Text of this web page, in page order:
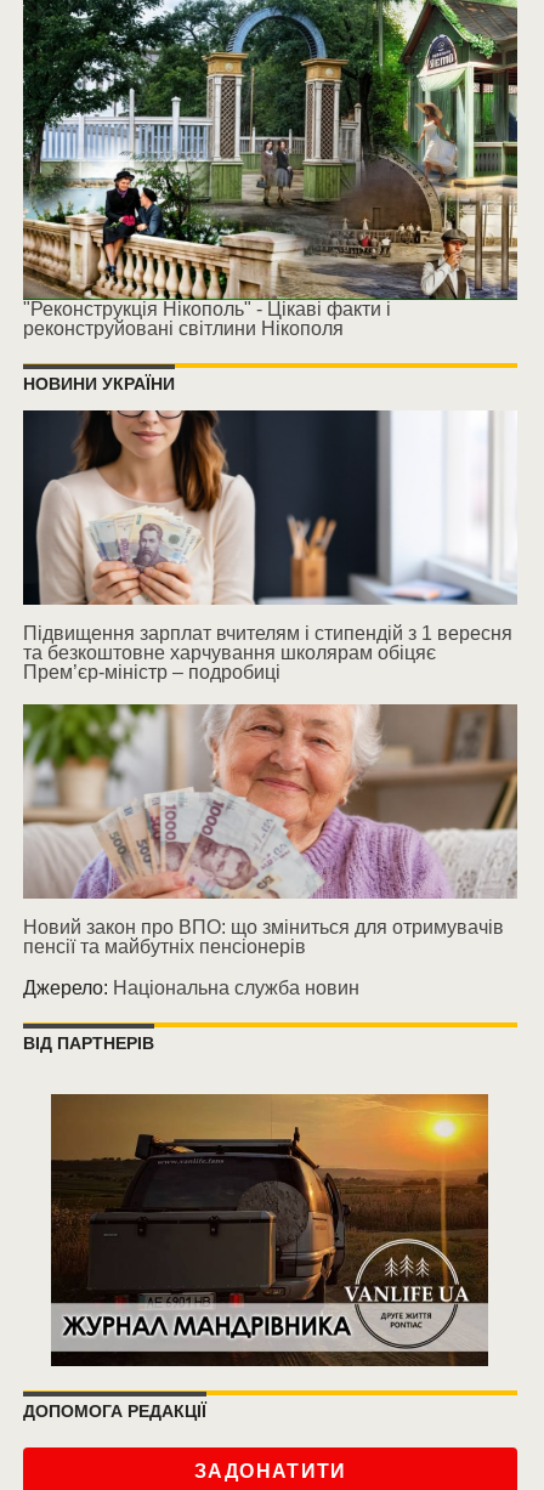
"Реконструкція Нікополь" - Цікаві факти і
реконструйовані світлини Нікополя
НОВИНИ УКРАЇНИ
Підвищення зарплат вчителям і стипендій з 1 вересня
та безкоштовне харчування школярам обіцяє
Прем’єр-міністр – подробиці
Новий закон про ВПО: що зміниться для отримувачів
пенсії та майбутніх пенсіонерів
Джерело: Національна служба новин
ВІД ПАРТНЕРІВ
ДОПОМОГА РЕДАКЦІЇ
ЗАДОНАТИТИ